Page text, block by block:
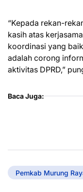
“Kepada rekan-
kasih atas
koordinasi yang
adalah corong
aktivitas DPRD,”
Baca Juga:
Pemkab Murung